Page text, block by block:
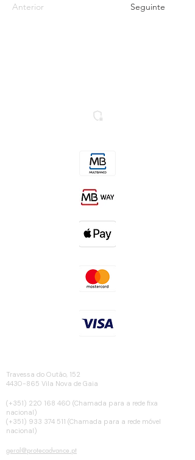
Anterior Seguinte
Travessa do Outão, 152
4430-865 Vila Nova de Gaia
(+351) 220 168 460 (Chamada para a rede fixa
nacional)
(+351) 933 374 511 (Chamada para a rede móvel
nacional)
geral@protecadvance.pt